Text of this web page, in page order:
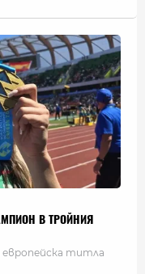
В ТРОЙНИЯ
европейска титла